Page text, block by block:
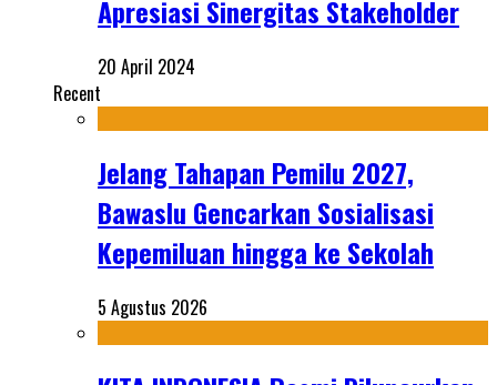
Apresiasi Sinergitas Stakeholder
20 April 2024
Recent
Jelang Tahapan Pemilu 2027,
Bawaslu Gencarkan Sosialisasi
Kepemiluan hingga ke Sekolah
5 Agustus 2026